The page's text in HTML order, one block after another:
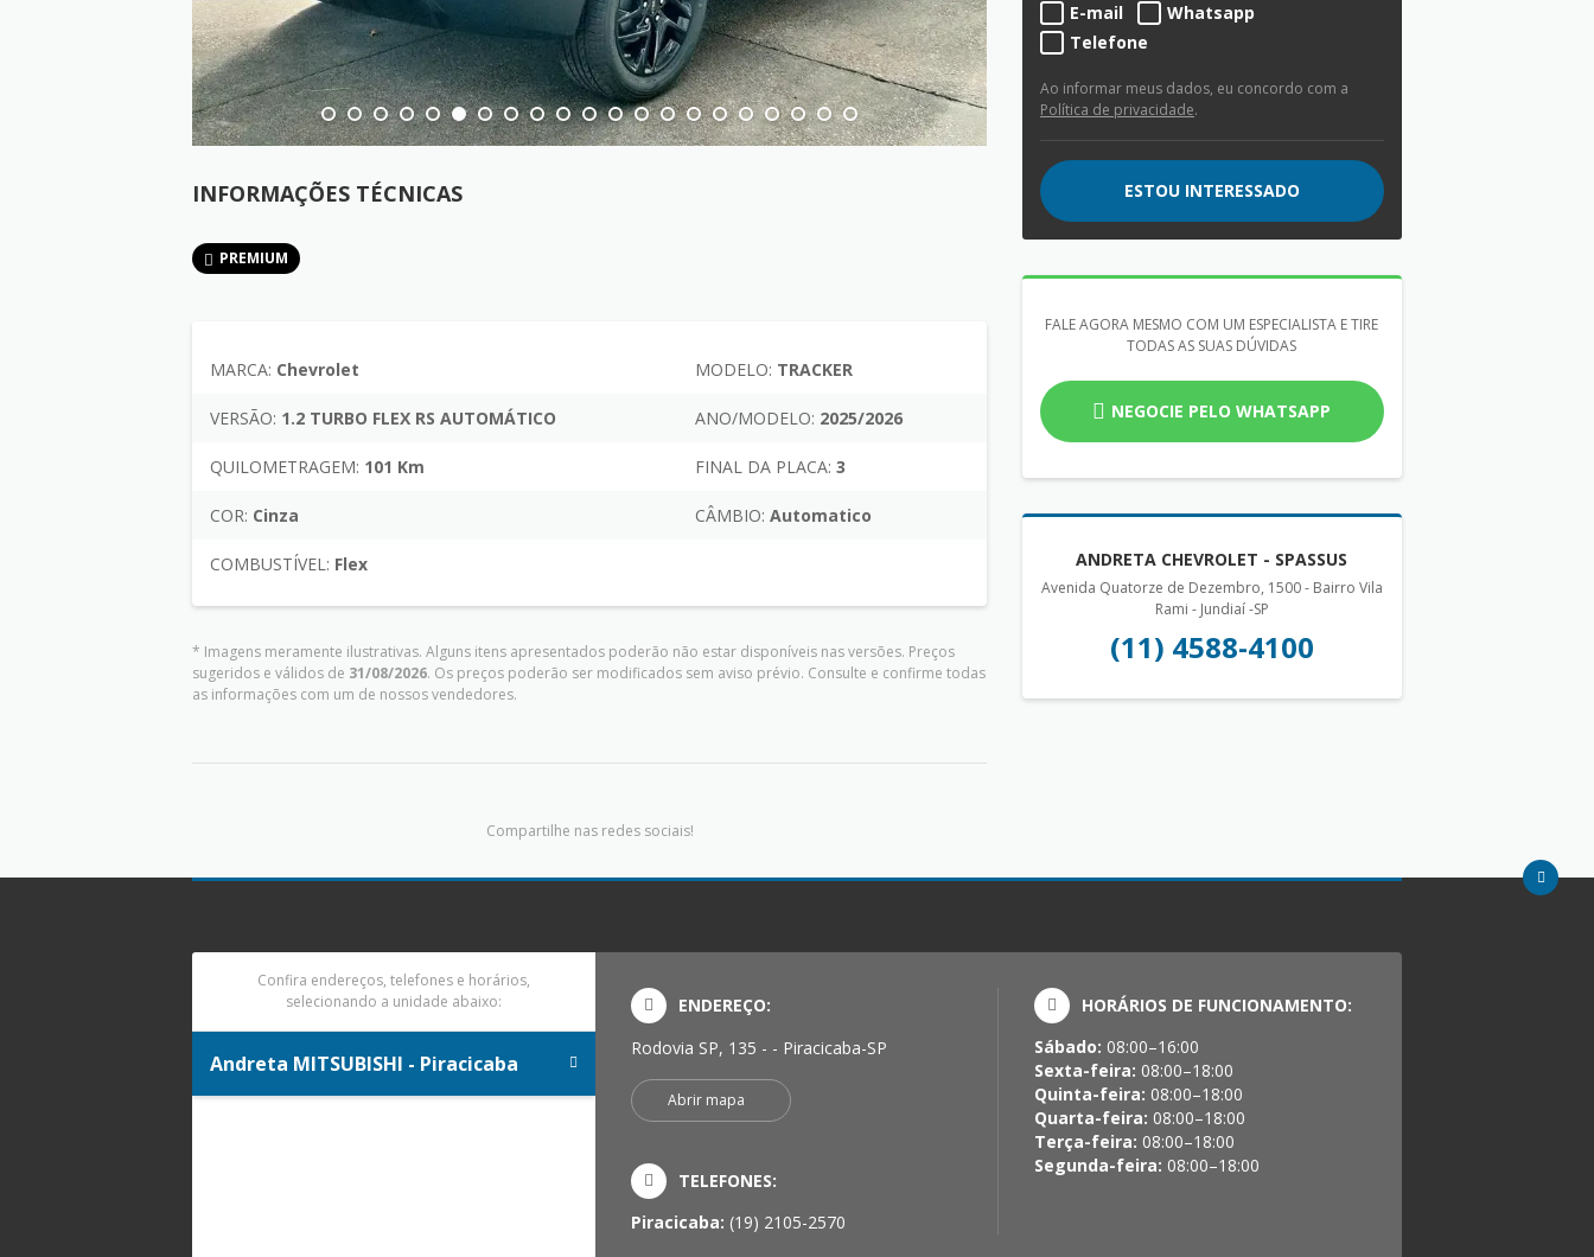
INFORMAÇÕES TÉCNICAS
PREMIUM
MARCA: Chevrolet MODELO: TRACKER
VERSÃO: 1.2 TURBO FLEX RS AUTOMÁTICO ANO/MODELO: 2025/2026
QUILOMETRAGEM: 101 Km FINAL DA PLACA: 3
COR: Cinza CÂMBIO: Automatico
COMBUSTÍVEL: Flex
* Imagens meramente ilustrativas. Alguns itens apresentados poderão não estar disponíveis nas versões. Preços
sugeridos e válidos de 31/08/2026. Os preços poderão ser modificados sem aviso prévio. Consulte e confirme todas
as informações com um de nossos vendedores.
Compartilhe nas redes sociais!
E-mail
Whatsapp
Telefone
Ao informar meus dados, eu concordo com a
Política de privacidade.
ESTOU INTERESSADO
FALE AGORA MESMO COM UM ESPECIALISTA E TIRE
TODAS AS SUAS DÚVIDAS
NEGOCIE PELO WHATSAPP
ANDRETA CHEVROLET - SPASSUS
Avenida Quatorze de Dezembro, 1500 - Bairro Vila
Rami - Jundiaí -SP
(11) 4588-4100
Confira endereços, telefones e horários,
selecionando a unidade abaixo:
Andreta MITSUBISHI - Piracicaba
ENDEREÇO:
Rodovia SP, 135 - - Piracicaba-SP
Abrir mapa
TELEFONES:
Piracicaba: (19) 2105-2570
HORÁRIOS DE FUNCIONAMENTO:
Sábado: 08:00–16:00
Sexta-feira: 08:00–18:00
Quinta-feira: 08:00–18:00
Quarta-feira: 08:00–18:00
Terça-feira: 08:00–18:00
Segunda-feira: 08:00–18:00